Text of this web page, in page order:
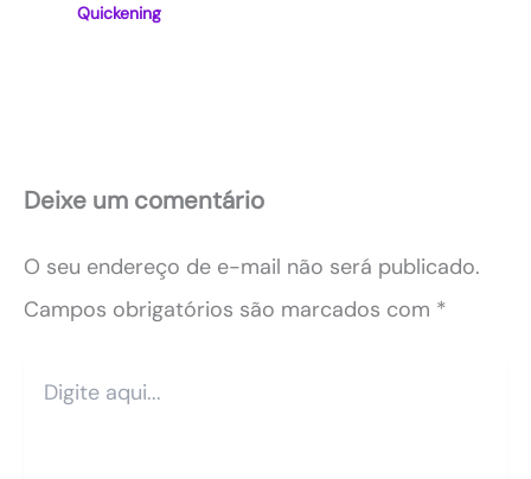
Quickening
Deixe um comentário
O seu endereço de e-mail não será publicado.
Campos obrigatórios são marcados com *
aqui...